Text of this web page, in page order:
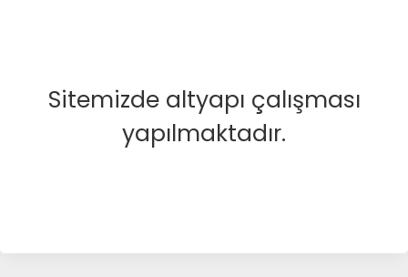
Sitemizde altyapı çalışması
yapılmaktadır.